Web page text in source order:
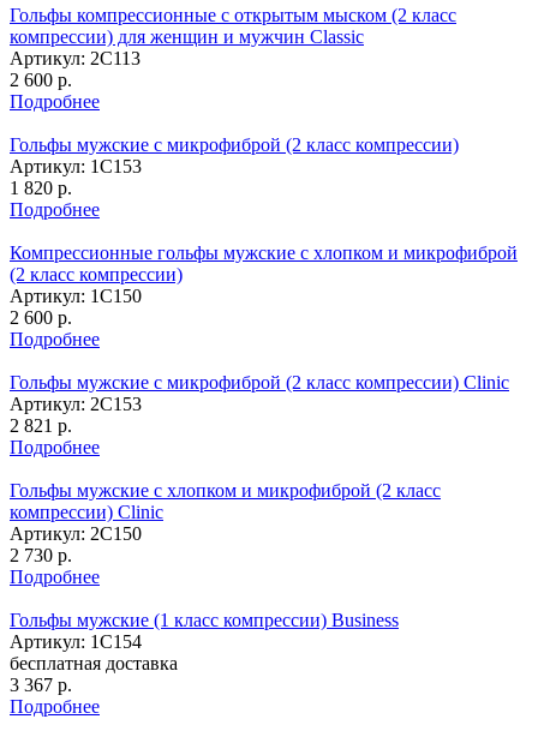
Гольфы компрессионные с открытым мыском (2 класс
компрессии) для женщин и мужчин Classic
Артикул: 2C113
2 600 р.
Подробнее
Гольфы мужские с микрофиброй (2 класс компрессии)
Артикул: 1С153
1 820 р.
Подробнее
Компрессионные гольфы мужские с хлопком и микрофиброй
(2 класс компрессии)
Артикул: 1С150
2 600 р.
Подробнее
Гольфы мужские с микрофиброй (2 класс компрессии) Clinic
Артикул: 2С153
2 821 р.
Подробнее
Гольфы мужские с хлопком и микрофиброй (2 класс
компрессии) Clinic
Артикул: 2С150
2 730 р.
Подробнее
Гольфы мужские (1 класс компрессии) Business
Артикул: 1C154
бесплатная доставка
3 367 р.
Подробнее